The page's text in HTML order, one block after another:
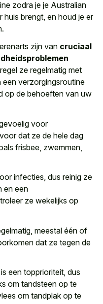
zodra je je Australian
huis brengt, en houd je er
zijn van cruciaal
ze regelmatig met
een verzorgingsroutine
op de behoeften van uw
voor
dat ze de hele dag
frisbee, zwemmen,
infecties, dus reinig ze
en een
ze wekelijks op
meestal één of
dat ze tegen de
een topprioriteit, dus
om tandsteen op te
om tandplak op te